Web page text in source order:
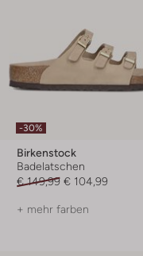
-30%
Birkenstock
Badelatschen
€ 149,99 € 104,99
+ mehr farben